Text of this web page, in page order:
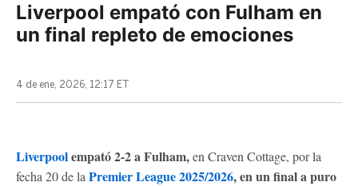
Liverpool empató con Fulham en
un final repleto de emociones
4 de ene, 2026, 12:17 ET
Liverpoolempató 2-2 a Fulham,en Craven Cottage, por la
fecha 20 de la Premier League 2025/2026, en un final a puro